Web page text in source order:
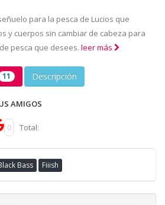
para la pesca de Lucios que
y cuerpos sin cambiar de cabeza para
pesca que desees. leer más
11 Descripción
AMIGOS
0 Total:
Bass Fiiish